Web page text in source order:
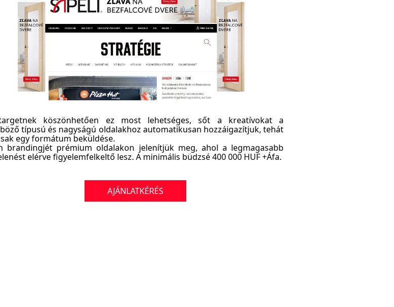
köszönhetően ez most lehetséges, sőt a kreatívokat a
típusú és nagyságú oldalakhoz automatikusan hozzáigazítjuk, tehát
egy formátum beküldése.
brandingjét prémium oldalakon jelenítjük meg, ahol a legmagasabb
elérve figyelemfelkeltő lesz. A minimális büdzsé 400 000 HUF +Áfa.
AJÁNLATKÉRÉS